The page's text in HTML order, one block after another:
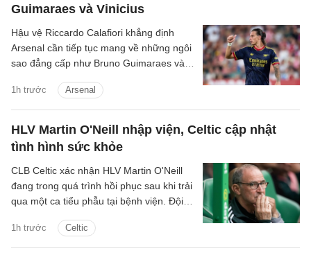
Guimaraes và Vinicius
1h trước Arsenal
Hậu vệ Riccardo Calafiori khẳng định
Arsenal cần tiếp tục mang về những ngôi
sao đẳng cấp như Bruno Guimaraes và
một và hướng đến một mùa giải thành
công hơn nữa.
HLV Martin O'Neill nhập viện, Celtic cập nhật
tình hình sức khỏe
1h trước Celtic
CLB Celtic xác nhận HLV Martin O'Neill
đang trong quá trình hồi phục sau khi trải
qua một ca tiểu phẫu tại bệnh viện. Đội
mộ và truyền thông tôn trọng quyền riêng
tư của chiến lược gia 74 tuổi cùng gia